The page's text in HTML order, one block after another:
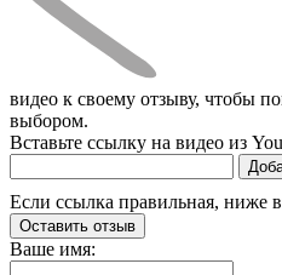
видео к своему отзыву, чтобы
выбором.
Вставьте ссылку на видео из
Если ссылка правильная, ниже
Оставить отзыв
Ваше имя: